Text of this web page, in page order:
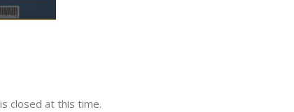
closed at this time.